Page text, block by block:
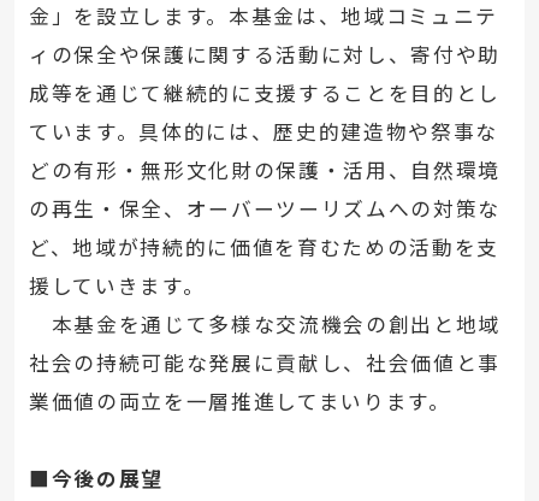
金」を設立します。本基金は、地域コミュニテ
ィの保全や保護に関する活動に対し、寄付や助
成等を通じて継続的に支援することを目的とし
ています。具体的には、歴史的建造物や祭事な
どの有形・無形文化財の保護・活用、自然環境
の再生・保全、オーバーツーリズムへの対策な
ど、地域が持続的に価値を育むための活動を支
援していきます。
本基金を通じて多様な交流機会の創出と地域
社会の持続可能な発展に貢献し、社会価値と事
業価値の両立を一層推進してまいります。
■今後の展望